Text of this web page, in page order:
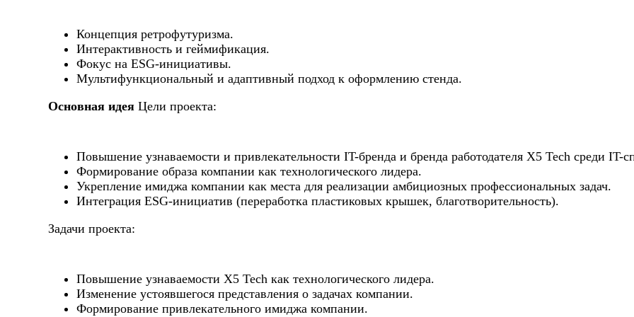
Концепция ретрофутуризма.
Интерактивность и геймификация.
Фокус на ESG-инициативы.
Мультифункциональный и адаптивный подход к оформлению стенда.
Основная идея Цели проекта:
Повышение узнаваемости и привлекательности IT-бренда и бренда работодателя X5 Tech среди IT-
Формирование образа компании как технологического лидера.
Укрепление имиджа компании как места для реализации амбициозных профессиональных задач.
Интеграция ESG-инициатив (переработка пластиковых крышек, благотворительность).
Задачи проекта:
Повышение узнаваемости Х5 Tech как технологического лидера.
Изменение устоявшегося представления о задачах компании.
Формирование привлекательного имиджа компании.